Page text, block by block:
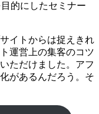
的にしたセミナー
イトからは捉えきれ
運営上の集客のコツ
ただけました。アフ
があるんだろう。そ